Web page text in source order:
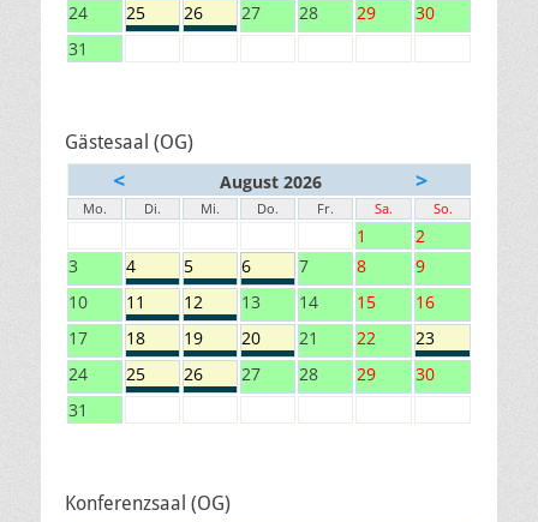
24
25 26 27 28 29
30
31
Gästesaal (OG)
< August 2026 >
Mo. Di. Mi. Do. Fr. Sa. So.
1
2
3
4 5 6 7 8
9
10
11 12 13 14 15
16
17
18 19 20 21 22
23
24
25 26 27 28 29
30
31
Konferenzsaal (OG)